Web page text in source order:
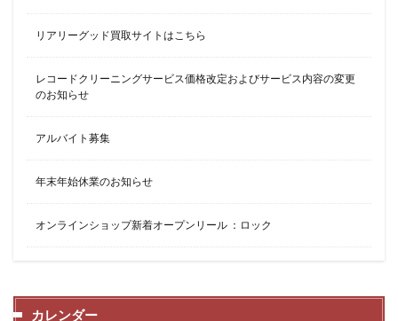
リアリーグッド買取サイトはこちら
レコードクリーニングサービス価格改定およびサービス内容の変更
のお知らせ
アルバイト募集
年末年始休業のお知らせ
オンラインショップ新着オープンリール ：ロック
カレンダー